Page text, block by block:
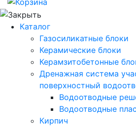
Каталог
Газосиликатные блоки
Керамические блоки
Керамзитобетонные
Дренажная система
поверхностный
Водоотводные
Водоотводные
Кирпич